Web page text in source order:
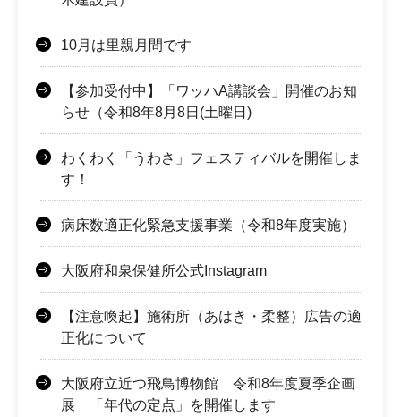
10月は里親月間です
【参加受付中】「ワッハA講談会」開催のお知
らせ（令和8年8月8日(土曜日)
わくわく「うわさ」フェスティバルを開催しま
す！
病床数適正化緊急支援事業（令和8年度実施）
大阪府和泉保健所公式Instagram
【注意喚起】施術所（あはき・柔整）広告の適
正化について
大阪府立近つ飛鳥博物館 令和8年度夏季企画
展 「年代の定点」を開催します